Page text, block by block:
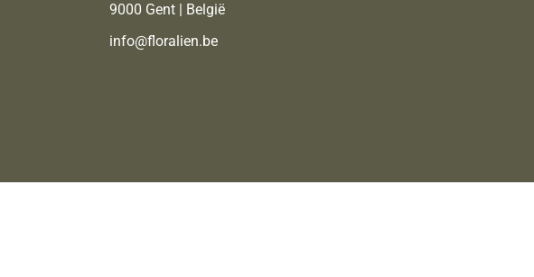
9000 Gent | België
info@floralien.be